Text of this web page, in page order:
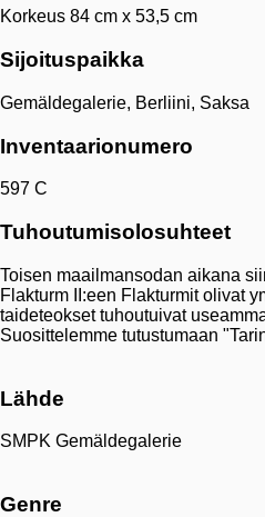
Korkeus 84 cm x 53,5 cm
Sijoituspaikka
Gemäldegalerie, Berliini, Saksa
Inventaarionumero
597 C
Tuhoutumisolosuhteet
Toisen maailmansodan aikana
Flakturm II:een Flakturmit olivat
taideteokset tuhoutuivat
Suosittelemme tutustumaan
Lähde
SMPK Gemäldegalerie
Genre